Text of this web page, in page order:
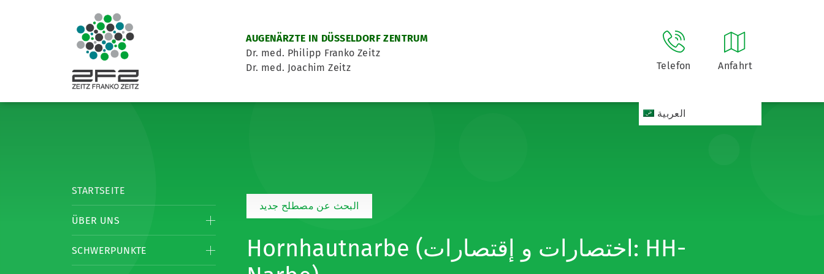
AUGENÄRZTE IN DÜSSELDORF ZENTRUM
Dr. med. Philipp Franko Zeitz
Dr. med. Joachim Zeitz
Telefon Anfahrt
العربية
STARTSEITE
ÜBER UNS
SCHWERPUNKTE
البحث عن مصطلح جديد
Hornhautnarbe (اختصارات و إقتصارات: HH-